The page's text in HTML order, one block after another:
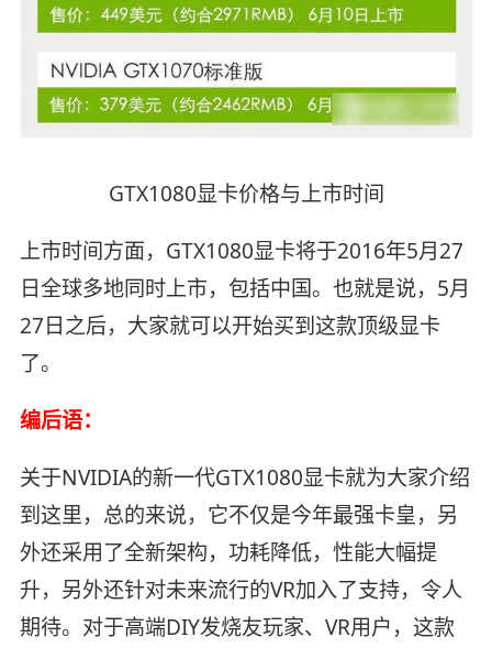
GTX1080显卡价格与上市时间
上市时间方面，GTX1080显卡将于2016年5月27
日全球多地同时上市，包括中国。也就是说，5月
27日之后，大家就可以开始买到这款顶级显卡
了。
编后语：
关于NVIDIA的新一代GTX1080显卡就为大家介绍
到这里，总的来说，它不仅是今年最强卡皇，另
外还采用了全新架构，功耗降低，性能大幅提
升，另外还针对未来流行的VR加入了支持，令人
期待。对于高端DIY发烧友玩家、VR用户，这款